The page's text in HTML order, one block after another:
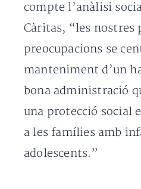
compte l’anàlisi
Càritas, “les nostres
preocupacions se
manteniment d’un
bona administració
una protecció social
a les famílies amb
adolescents.”